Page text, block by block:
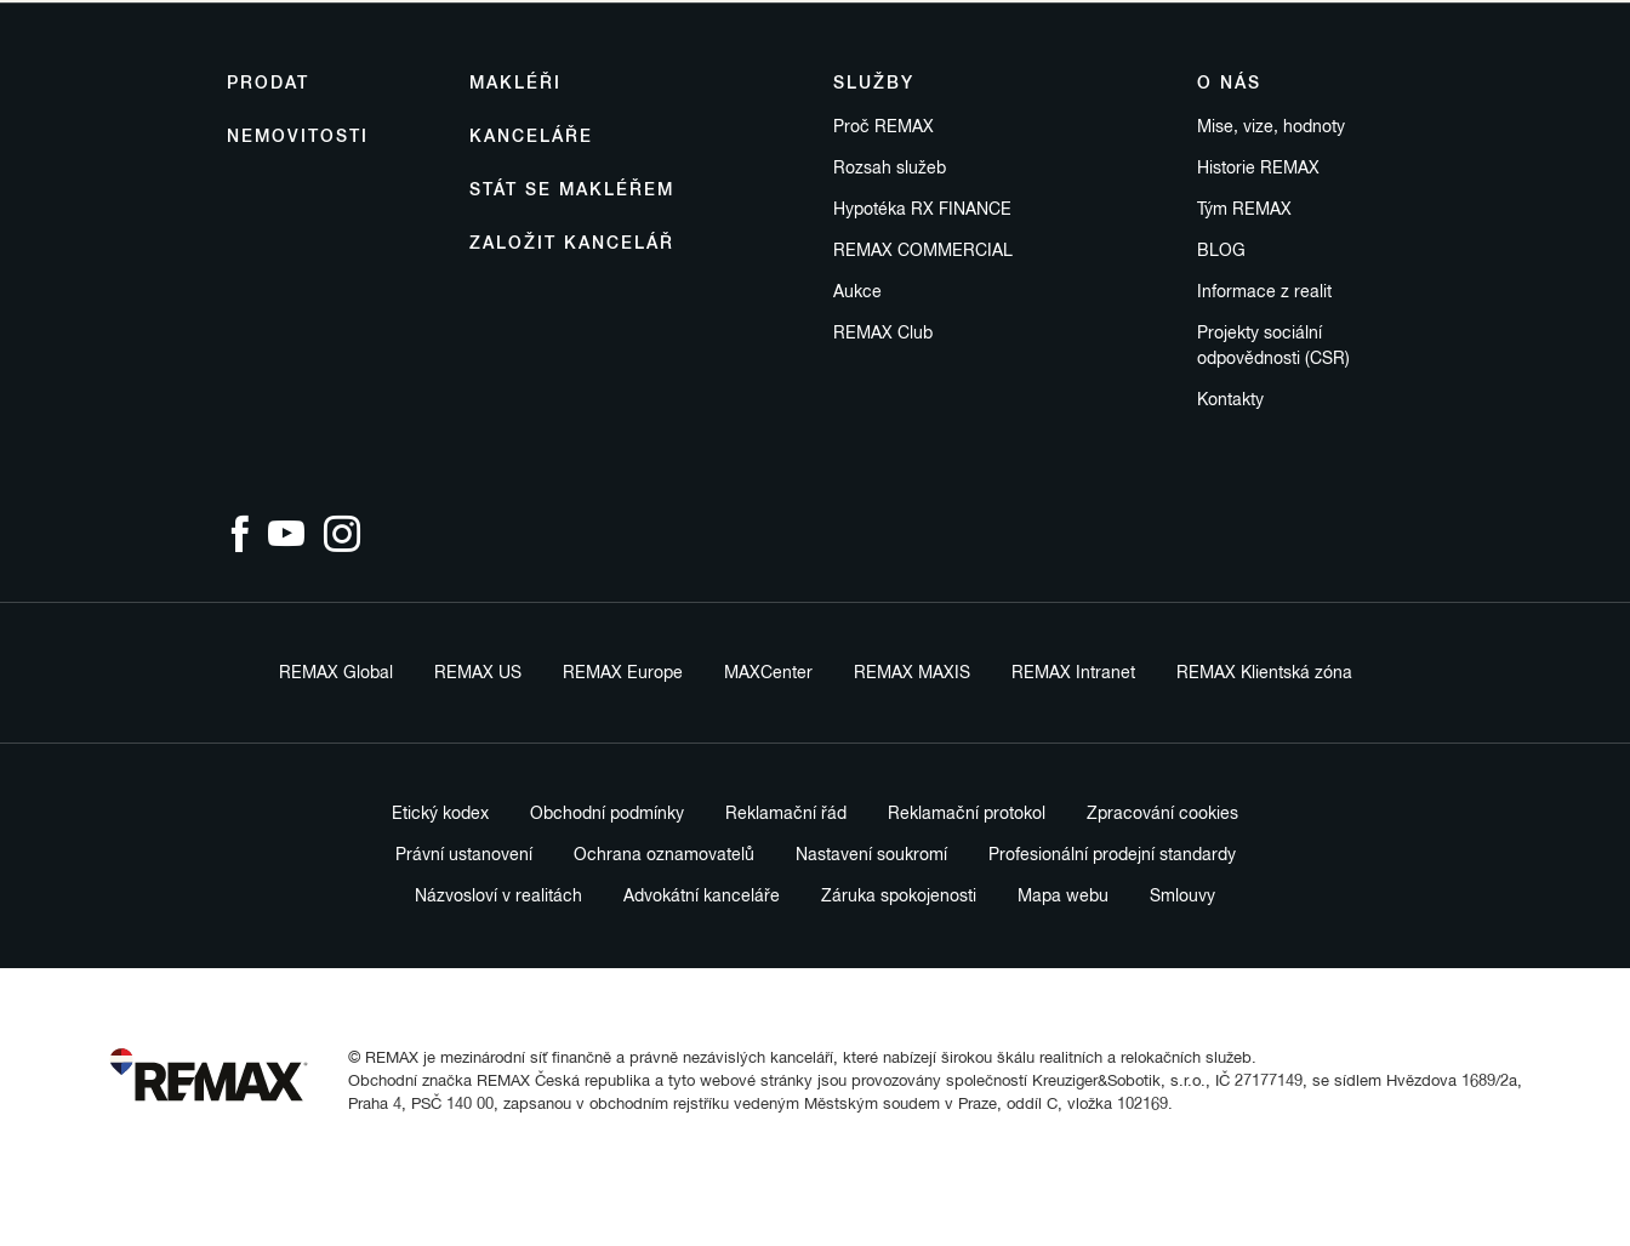
PRODAT
NEMOVITOSTI
SLUŽBY
Proč REMAX
Rozsah služeb
Hypotéka RX FINANCE
REMAX COMMERCIAL
Aukce
REMAX Club
MAKLÉŘI
KANCELÁŘE
STÁT SE MAKLÉŘEM
ZALOŽIT KANCELÁŘ
O NÁS
Mise, vize, hodnoty
Historie REMAX
Tým REMAX
BLOG
Informace z realit
Projekty sociální
odpovědnosti (CSR)
Kontakty
REMAX Global REMAX US REMAX Europe MAXCenter REMAX MAXIS REMAX Intranet REMAX Klientská zóna
Etický kodex Obchodní podmínky Reklamační řád Reklamační protokol Zpracování cookies
Právní ustanovení Ochrana oznamovatelů Nastavení soukromí Profesionální prodejní standardy
Názvosloví v realitách Advokátní kanceláře Záruka spokojenosti Mapa webu Smlouvy
© REMAX je mezinárodní síť finančně a právně nezávislých kanceláří, které nabízejí širokou škálu realitních a relokačních služeb.
Obchodní značka REMAX Česká republika a tyto webové stránky jsou provozovány společností Kreuziger&Sobotik, s.r.o., IČ 27177149, se sídlem Hvězdova 1689/2a,
Praha 4, PSČ 140 00, zapsanou v obchodním rejstříku vedeným Městským soudem v Praze, oddíl C, vložka 102169.